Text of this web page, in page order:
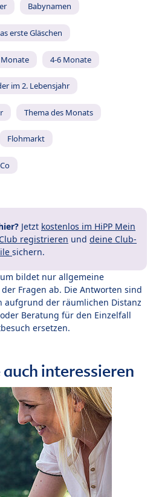
Babynamen
erste Gläschen
4-6 Monate
im 2. Lebensjahr
Thema des Monats
Flohmarkt
Jetzt kostenlos im HiPP Mein
registrieren und deine Club-
sichern.
bildet nur allgemeine
Fragen ab. Die Antworten sind
aufgrund der räumlichen Distanz
Beratung für den Einzelfall
ersetzen.
interessieren